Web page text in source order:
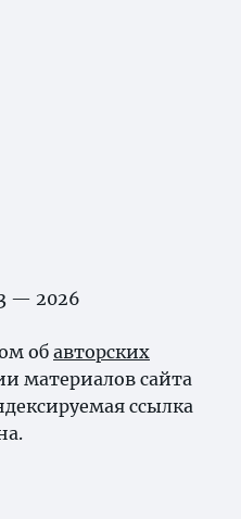
— 2026
об авторских
материалов сайта
ссылка